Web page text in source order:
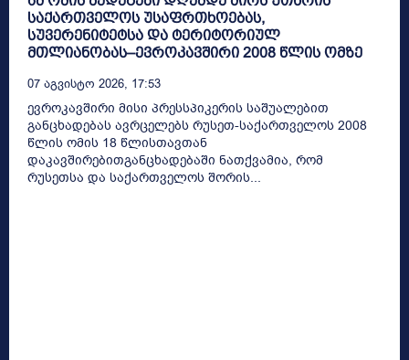
საქართველოს უსაფრთხოებას,
სუვერენიტეტსა და ტერიტორიულ
მთლიანობას–ევროკავშირი 2008 წლის ომზე
07 Აგვისტო 2026, 17:53
ევროკავშირი მისი პრესსპიკერის საშუალებით
განცხადებას ავრცელებს რუსეთ-საქართველოს 2008
წლის ომის 18 წლისთავთან
დაკავშირებითგანცხადებაში ნათქვამია, რომ
რუსეთსა და საქართველოს შორის...